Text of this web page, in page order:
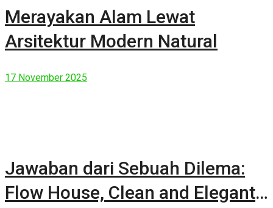
Merayakan Alam Lewat
Arsitektur Modern Natural
17 November 2025
Jawaban dari Sebuah Dilema:
Flow House, Clean and Elegant